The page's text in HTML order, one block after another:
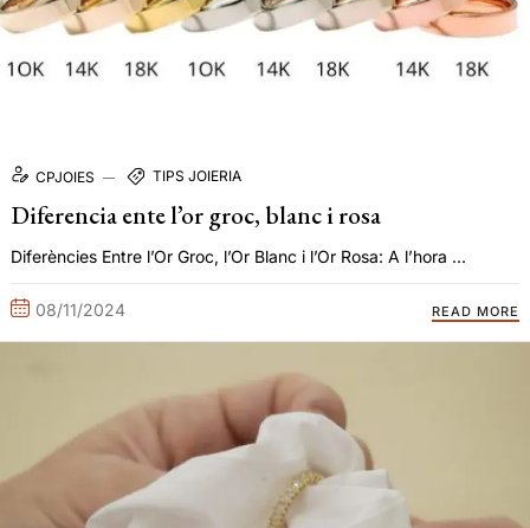
CPJOIES TIPS JOIERIA
Diferencia ente l’or groc, blanc i rosa
Diferències Entre l’Or Groc, l’Or Blanc i l’Or Rosa: A l’hora ...
08/11/2024 READ MORE